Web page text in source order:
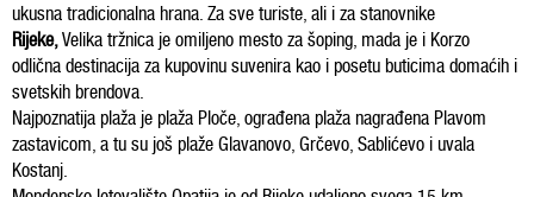
ukusna tradicionalna hrana. Za sve turiste, ali i za stanovnike
Rijeke,Velika tržnica je omiljeno mesto za šoping, mada je i Korzo
odlična destinacija za kupovinu suvenira kao i posetu buticima domaćih i
svetskih brendova.
Najpoznatija plaža je plaža Ploče, ograđena plaža nagrađena Plavom
zastavicom, a tu su još plaže Glavanovo, Grčevo, Sablićevo i uvala
Kostanj.